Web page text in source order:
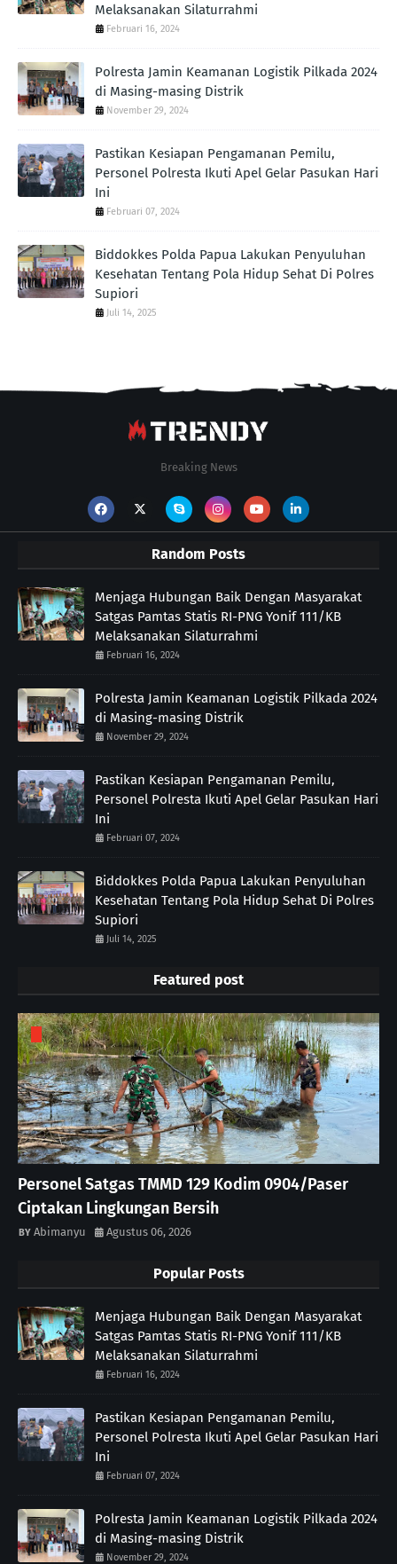
Melaksanakan Silaturrahmi
Februari 16, 2024
Polresta Jamin Keamanan Logistik Pilkada 2024
di Masing-masing Distrik
November 29, 2024
Pastikan Kesiapan Pengamanan Pemilu,
Personel Polresta Ikuti Apel Gelar Pasukan Hari
Ini
Februari 07, 2024
Biddokkes Polda Papua Lakukan Penyuluhan
Kesehatan Tentang Pola Hidup Sehat Di Polres
Supiori
Juli 14, 2025
Breaking News
Random Posts
Menjaga Hubungan Baik Dengan Masyarakat
Satgas Pamtas Statis RI-PNG Yonif 111/KB
Melaksanakan Silaturrahmi
Februari 16, 2024
Polresta Jamin Keamanan Logistik Pilkada 2024
di Masing-masing Distrik
November 29, 2024
Pastikan Kesiapan Pengamanan Pemilu,
Personel Polresta Ikuti Apel Gelar Pasukan Hari
Ini
Februari 07, 2024
Biddokkes Polda Papua Lakukan Penyuluhan
Kesehatan Tentang Pola Hidup Sehat Di Polres
Supiori
Juli 14, 2025
Featured post
Personel Satgas TMMD 129 Kodim 0904/Paser
Ciptakan Lingkungan Bersih
Abimanyu Agustus 06, 2026
Popular Posts
Menjaga Hubungan Baik Dengan Masyarakat
Satgas Pamtas Statis RI-PNG Yonif 111/KB
Melaksanakan Silaturrahmi
Februari 16, 2024
Pastikan Kesiapan Pengamanan Pemilu,
Personel Polresta Ikuti Apel Gelar Pasukan Hari
Ini
Februari 07, 2024
Polresta Jamin Keamanan Logistik Pilkada 2024
di Masing-masing Distrik
November 29, 2024